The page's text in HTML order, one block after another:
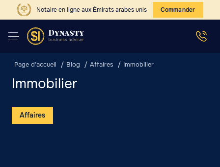
Notaire en ligne aux Émirats arabes unis Commander
Page d’accueil Blog Affaires Immobilier
Immobilier
Affaires